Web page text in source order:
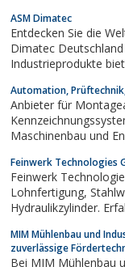
einen festen Platz
ASM Dimatec
Entdecken Sie die
Dimatec
Industrieprodukte
Automation,
Anbieter für
Kennzeichnungssysteme,
Maschinenbau und
Feinwerk Technologies
Feinwerk
Lohnfertigung, Stahlwerkstechnik, Anlagenbau &
Hydraulikzylinder.
MIM Mühlenbau und
zuverlässige
Bei MIM Mühlenbau